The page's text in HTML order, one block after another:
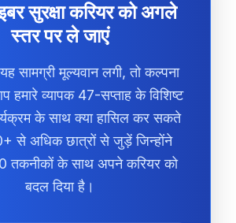
सुरक्षा करियर को अगले
स्तर पर ले जाएं
सामग्री मूल्यवान लगी, तो कल्पना
हमारे व्यापक 47-सप्ताह के विशिष्ट
के साथ क्या हासिल कर सकते
से अधिक छात्रों से जुड़ें जिन्होंने
तकनीकों के साथ अपने करियर को
बदल दिया है।